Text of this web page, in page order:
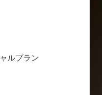
ルプラン